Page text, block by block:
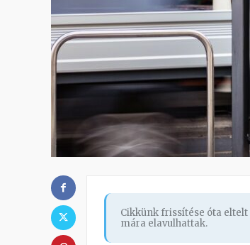
Cikkünk frissítése óta eltelt
mára elavulhattak.